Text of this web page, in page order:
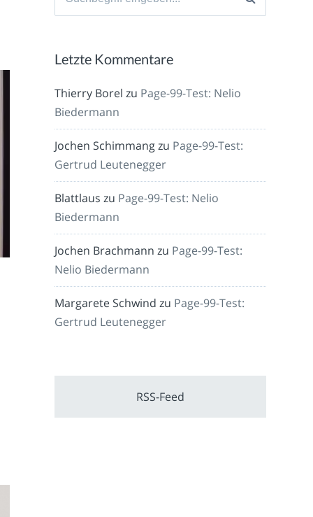
Letzte Kommentare
Thierry Borel zu Page-99-Test: Nelio
Biedermann
Jochen Schimmangzu Page-99-Test:
Gertrud Leutenegger
Blattlaus zu Page-99-Test: Nelio
Biedermann
Jochen Brachmann zu Page-99-Test:
Nelio Biedermann
Margarete Schwind zu Page-99-Test:
Gertrud Leutenegger
RSS-Feed